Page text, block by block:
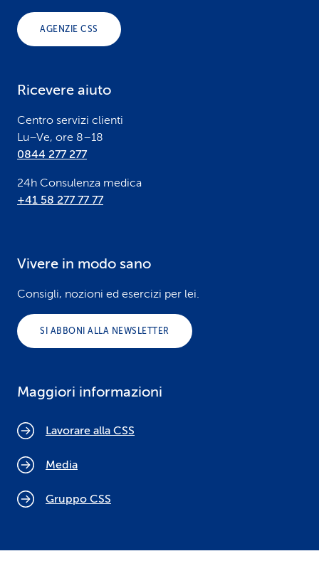
AGENZIE CSS
Ricevere aiuto
Centro servizi clienti
Lu–Ve, ore 8–18
0844 277 277
24h Consulenza medica
+41 58 277 77 77
Vivere in modo sano
Consigli, nozioni ed esercizi per lei.
SI ABBONI ALLA NEWSLETTER
Maggiori informazioni
Lavorare alla CSS
Media
Gruppo CSS